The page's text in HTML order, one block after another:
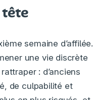
tête
semaine d’affilée.
une vie discrète
: d’anciens
de culpabilité et